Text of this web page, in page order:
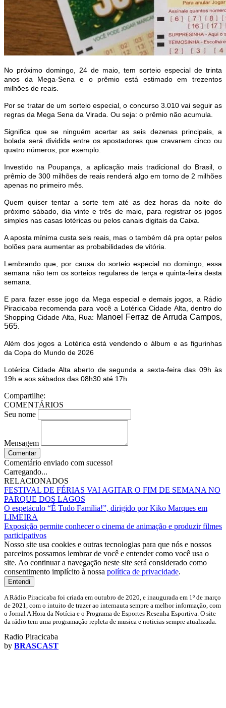
No próximo domingo, 24 de maio, tem sorteio especial de trinta
anos da Mega-Sena e o prêmio está estimado em trezentos
milhões de reais.
Por se tratar de um sorteio especial, o concurso 3.010 vai seguir as
regras da Mega Sena da Virada. Ou seja: o prêmio não acumula.
Significa que se ninguém acertar as seis dezenas principais, a
bolada será dividida entre os apostadores que cravarem cinco ou
quatro números, por exemplo.
Investido na Poupança, a aplicação mais tradicional do Brasil, o
prêmio de 300 milhões de reais renderá algo em torno de 2 milhões
apenas no primeiro mês.
Quem quiser tentar a sorte tem até as dez horas da noite do
próximo sábado, dia vinte e três de maio, para registrar os jogos
simples nas casas lotéricas ou pelos canais digitais da Caixa.
A aposta mínima custa seis reais, mas o também dá pra optar pelos
bolões para aumentar as probabilidades de vitória.
Lembrando que, por causa do sorteio especial no domingo, essa
semana não tem os sorteios regulares de terça e quinta-feira desta
semana.
E para fazer esse jogo da Mega especial e demais jogos, a Rádio
Piracicaba recomenda para você a Lotérica Cidade Alta, dentro do
Shopping Cidade Alta, Rua: Manoel Ferraz de Arruda Campos,
565.
Além dos jogos a Lotérica está vendendo o álbum e as figurinhas
da Copa do Mundo de 2026
Lotérica Cidade Alta aberto de segunda a sexta-feira das 09h às
19h e aos sábados das 08h30 até 17h.
Compartilhe:
COMENTÁRIOS
Seu nome
Mensagem
Comentar
Comentário enviado com sucesso!
Carregando...
RELACIONADOS
FESTIVAL DE FÉRIAS VAI AGITAR O FIM DE SEMANA NO
PARQUE DOS LAGOS
O espetáculo “É Tudo Família!”, dirigido por Kiko Marques em
LIMEIRA
Exposição permite conhecer o cinema de animação e produzir filmes
participativos
Nosso site usa cookies e outras tecnologias para que nós e nossos
parceiros possamos lembrar de você e entender como você usa o
site. Ao continuar a navegação neste site será considerado como
consentimento implícito à nossa política de privacidade.
Entendi
A Rádio Piracicaba foi criada em outubro de 2020, e inaugurada em 1º de março
de 2021, com o intuito de trazer ao internauta sempre a melhor informação, com
o Jornal A Hora da Notícia e o Programa de Esportes Resenha Esportiva. O site
da rádio tem uma programação repleta de musica e noticias sempre atualizada.
Radio Piracicaba
by BRASCAST